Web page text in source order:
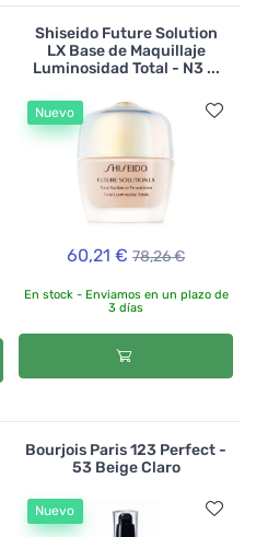
Shiseido Future Solution
LX Base de Maquillaje
Luminosidad Total - N3 ...
Nuevo
60,21 € 78,26 €
En stock - Enviamos en un plazo de
3 días
Bourjois Paris 123 Perfect -
53 Beige Claro
Nuevo